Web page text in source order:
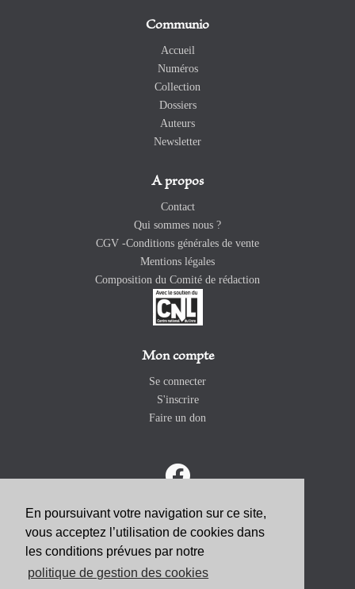
En poursuivant votre navigation sur ce site,
vous acceptez l’utilisation de cookies dans
les conditions prévues par notre
politique de gestion des cookies
Communio
Accueil
Numéros
Collection
Dossiers
Auteurs
Newsletter
A propos
Contact
Qui sommes nous ?
CGV -Conditions générales de vente
Mentions légales
Composition du Comité de rédaction
Mon compte
Se connecter
S'inscrire
Faire un don
ABONNEZ-VOUS